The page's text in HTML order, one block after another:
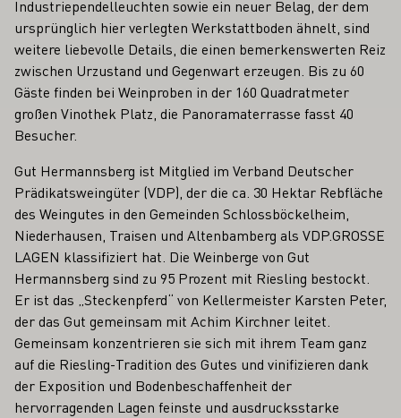
Industriependelleuchten sowie ein neuer Belag, der dem
ursprünglich hier verlegten Werkstattboden ähnelt, sind
weitere liebevolle Details, die einen bemerkenswerten Reiz
zwischen Urzustand und Gegenwart erzeugen. Bis zu 60
Gäste finden bei Weinproben in der 160 Quadratmeter
großen Vinothek Platz, die Panoramaterrasse fasst 40
Besucher.
Gut Hermannsberg ist Mitglied im Verband Deutscher
Prädikatsweingüter (VDP), der die ca. 30 Hektar Rebfläche
des Weingutes in den Gemeinden Schlossböckelheim,
Niederhausen, Traisen und Altenbamberg als VDP.GROSSE
LAGEN klassifiziert hat. Die Weinberge von Gut
Hermannsberg sind zu 95 Prozent mit Riesling bestockt.
Er ist das „Steckenpferd“ von Kellermeister Karsten Peter,
der das Gut gemeinsam mit Achim Kirchner leitet.
Gemeinsam konzentrieren sie sich mit ihrem Team ganz
auf die Riesling-Tradition des Gutes und vinifizieren dank
der Exposition und Bodenbeschaffenheit der
hervorragenden Lagen feinste und ausdrucksstarke